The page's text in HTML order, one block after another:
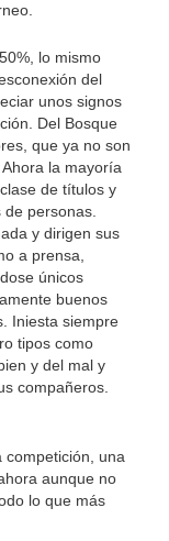
lo mismo
del
unos signos
Del Bosque
que ya no son
la mayoría
de títulos y
personas.
y dirigen sus
a prensa,
únicos
buenos
Iniesta siempre
tipos como
y del mal y
compañeros.
competición, una
aunque no
lo que más